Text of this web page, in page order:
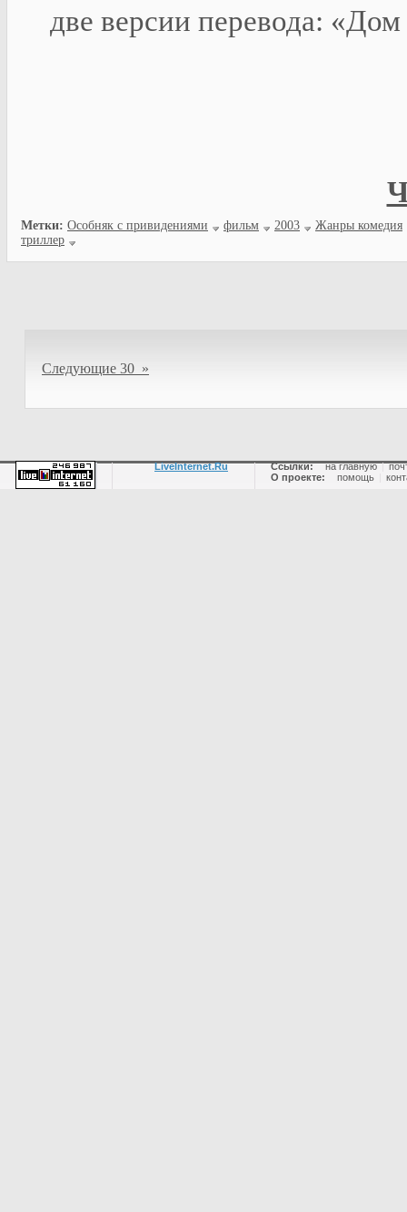
две версии перевода:
Метки: Особняк с привидениями фильм 2003
Жанры комедия
триллер
Следующие 30 »
LiveInternet.Ru Ссылки: на главную |
О проекте:
помощь